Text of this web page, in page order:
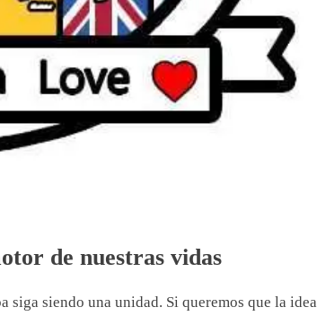
de nuestras vidas
siga siendo una unidad. Si queremos que la idea